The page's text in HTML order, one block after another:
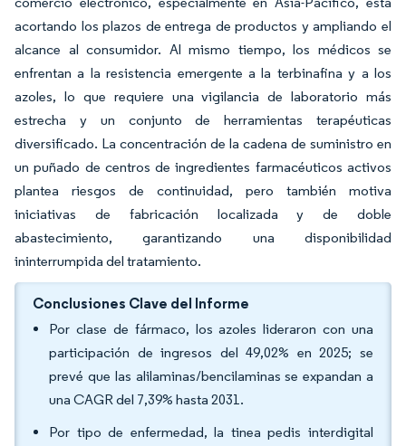
acortando los plazos de entrega de productos y ampliando el
alcance al consumidor. Al mismo tiempo, los médicos se
enfrentan a la resistencia emergente a la terbinafina y a los
azoles, lo que requiere una vigilancia de laboratorio más
estrecha y un conjunto de herramientas terapéuticas
diversificado. La concentración de la cadena de suministro en
un puñado de centros de ingredientes farmacéuticos activos
plantea riesgos de continuidad, pero también motiva
iniciativas de fabricación localizada y de doble
abastecimiento, garantizando una disponibilidad
ininterrumpida del tratamiento.
Conclusiones Clave del Informe
Por clase de fármaco, los azoles lideraron con una
participación de ingresos del 49,02% en 2025; se
prevé que las alilaminas/bencilaminas se expandan a
una CAGR del 7,39% hasta 2031.
Por tipo de enfermedad, la tinea pedis interdigital